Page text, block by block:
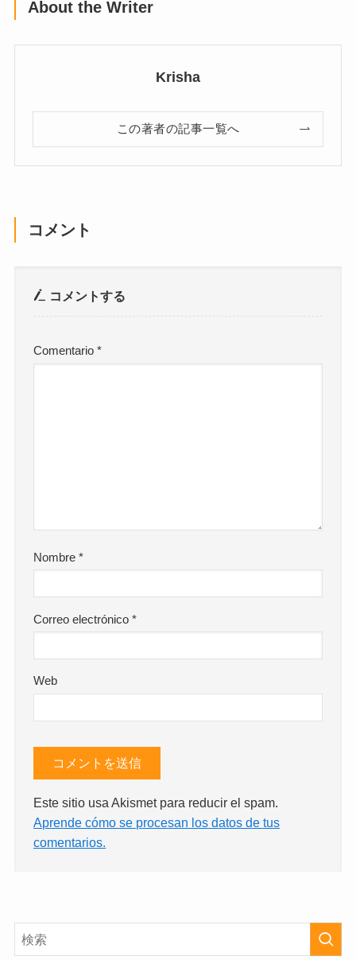
About the Writer
Krisha
この著者の記事一覧へ
コメント
コメントする
Comentario*
Nombre*
Correo electrónico*
Web
Este sitio usa Akismet para reducir el spam.
Aprende cómo se procesan los datos de tus
comentarios.